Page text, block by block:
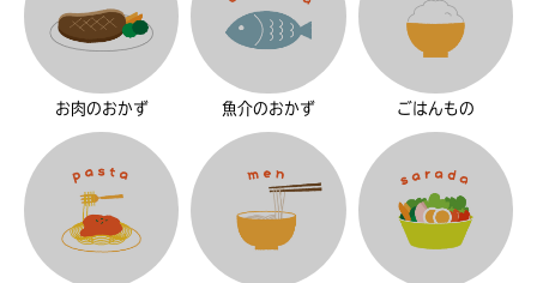
お肉のおかず 魚介のおかず ごはんもの